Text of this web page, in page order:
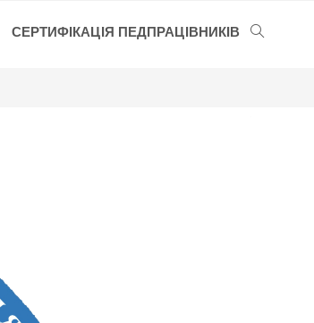
СЕРТИФІКАЦІЯ ПЕДПРАЦІВНИКІВ